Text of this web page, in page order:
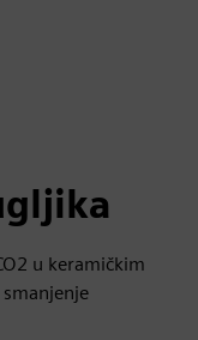
u keramičkim
smanjenje